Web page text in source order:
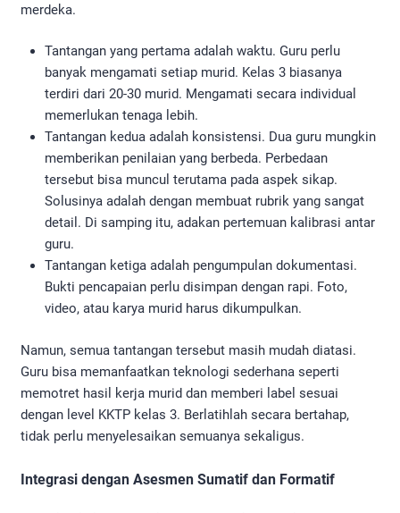
merdeka.
Tantangan yang pertama adalah waktu. Guru perlu
banyak mengamati setiap murid. Kelas 3 biasanya
terdiri dari 20-30 murid. Mengamati secara individual
memerlukan tenaga lebih.
Tantangan kedua adalah konsistensi. Dua guru mungkin
memberikan penilaian yang berbeda. Perbedaan
tersebut bisa muncul terutama pada aspek sikap.
Solusinya adalah dengan membuat rubrik yang sangat
detail. Di samping itu, adakan pertemuan kalibrasi antar
guru.
Tantangan ketiga adalah pengumpulan dokumentasi.
Bukti pencapaian perlu disimpan dengan rapi. Foto,
video, atau karya murid harus dikumpulkan.
Namun, semua tantangan tersebut masih mudah diatasi.
Guru bisa memanfaatkan teknologi sederhana seperti
memotret hasil kerja murid dan memberi label sesuai
dengan level KKTP kelas 3. Berlatihlah secara bertahap,
tidak perlu menyelesaikan semuanya sekaligus.
Integrasi dengan Asesmen Sumatif dan Formatif